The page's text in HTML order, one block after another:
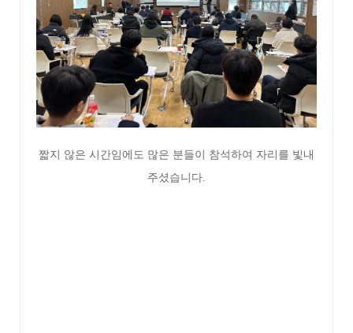
짧지 않은 시간임에도 많은 분들이 참석하여 자리를 빛내
주셨습니다.